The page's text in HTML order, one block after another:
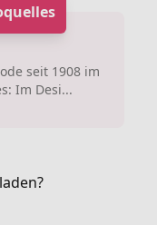
seit 1908 im
Im Desi...